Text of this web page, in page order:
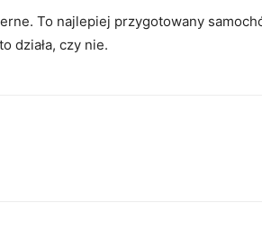
To najlepiej przygotowany
działa, czy nie.